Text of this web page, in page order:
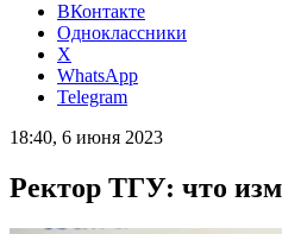
ВКонтакте
Одноклассники
X
WhatsApp
Telegram
18:40, 6 июня 2023
Ректор ТГУ: что